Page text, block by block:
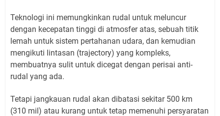
Teknologi ini memungkinkan rudal untuk meluncur
dengan kecepatan tinggi di atmosfer atas, sebuah titik
lemah untuk sistem pertahanan udara, dan kemudian
mengikuti lintasan (trajectory) yang kompleks,
membuatnya sulit untuk dicegat dengan perisai anti-
rudal yang ada.
Tetapi jangkauan rudal akan dibatasi sekitar 500 km
(310 mil) atau kurang untuk tetap memenuhi persyaratan